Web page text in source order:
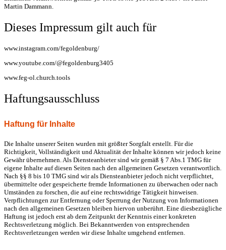
Martin Dammann.
Dieses Impressum gilt auch für
www.instagram.com/fegoldenburg/
www.youtube.com/@fegoldenburg3405
www.feg-ol.church.tools
Haftungsausschluss
Haftung für Inhalte
Die Inhalte unserer Seiten wurden mit größter Sorgfalt erstellt. Für die
Richtigkeit, Vollständigkeit und Aktualität der Inhalte können wir jedoch keine
Gewähr übernehmen. Als Diensteanbieter sind wir gemäß § 7 Abs.1 TMG für
eigene Inhalte auf diesen Seiten nach den allgemeinen Gesetzen verantwortlich.
Nach §§ 8 bis 10 TMG sind wir als Diensteanbieter jedoch nicht verpflichtet,
übermittelte oder gespeicherte fremde Informationen zu überwachen oder nach
Umständen zu forschen, die auf eine rechtswidrige Tätigkeit hinweisen.
Verpflichtungen zur Entfernung oder Sperrung der Nutzung von Informationen
nach den allgemeinen Gesetzen bleiben hiervon unberührt. Eine diesbezügliche
Haftung ist jedoch erst ab dem Zeitpunkt der Kenntnis einer konkreten
Rechtsverletzung möglich. Bei Bekanntwerden von entsprechenden
Rechtsverletzungen werden wir diese Inhalte umgehend entfernen.